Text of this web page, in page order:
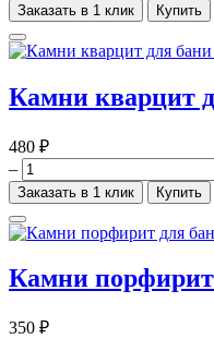
Заказать в 1 клик Купить
Камни кварцит
480 ₽
–
Заказать в 1 клик Купить
Камни
350 ₽